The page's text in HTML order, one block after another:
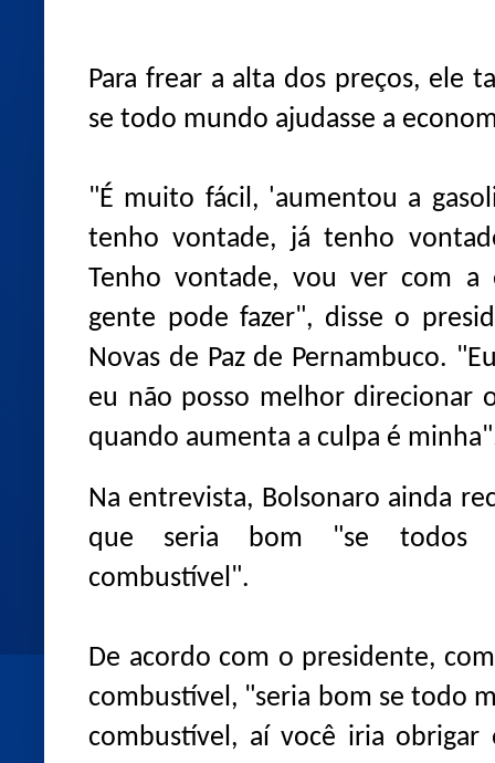
Para frear a alta dos preços, ele
se todo mundo ajudasse a
"É muito fácil, 'aumentou a
tenho vontade, já tenho
Tenho vontade, vou ver com a
gente pode fazer", disse o
Novas de Paz de Pernambuco.
eu não posso melhor direcionar
quando aumenta a culpa é
Na entrevista, Bolsonaro ainda
que seria bom "se todos
combustível".
De acordo com o presidente,
combustível, "seria bom se todo
combustível, aí você iria